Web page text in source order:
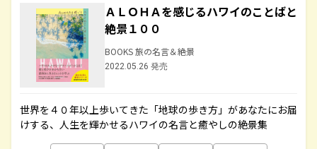
ＡＬＯＨＡを感じるハワイのことばと
絶景１００
BOOKS 旅の名言＆絶景
2022.05.26 発売
世界を４０年以上歩いてきた「地球の歩き方」があなたにお届
けする、人生を輝かせるハワイの名言と癒やしの絶景集